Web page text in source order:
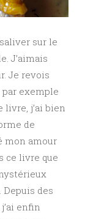
sur le
J’aimais
Je revois
exemple
livre, j’ai bien
de
mon amour
ce livre que
Depuis des
enfin